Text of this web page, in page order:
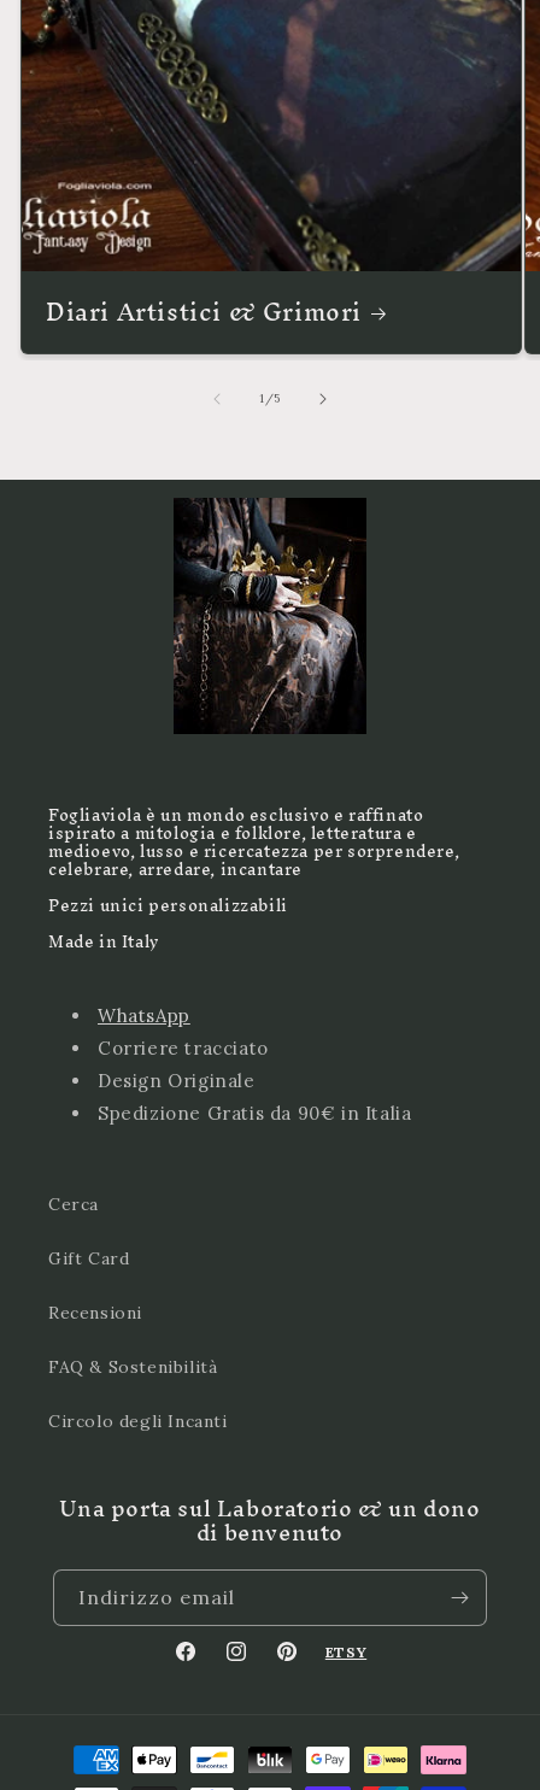
Diari Artistici & Grimori
1 /su5
Fogliaviola è un mondo esclusivo e raffinato
ispirato a mitologia e folklore, letteratura e
medioevo, lusso e ricercatezza per sorprendere,
celebrare, arredare, incantare
Pezzi unici personalizzabili
Made in Italy
WhatsApp
Corriere tracciato
Design Originale
Spedizione Gratis da 90€ in Italia
Cerca
Gift Card
Recensioni
FAQ & Sostenibilità
Circolo degli Incanti
Una porta sul Laboratorio & un dono
di benvenuto
Indirizzo email
FacebookInstagramPinterest
ETSY
Metodi